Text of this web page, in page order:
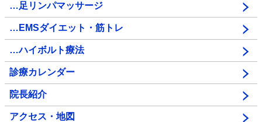
…足リンパマッサージ
…EMSダイエット・筋トレ
…ハイボルト療法
診療カレンダー
院長紹介
アクセス・地図